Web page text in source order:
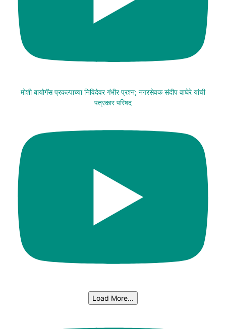
मोशी बायोगॅस प्रकल्पाच्या निविदेवर गंभीर प्रश्न; नगरसेवक संदीप वाघेरे यांची
पत्रकार परिषद
Load More...